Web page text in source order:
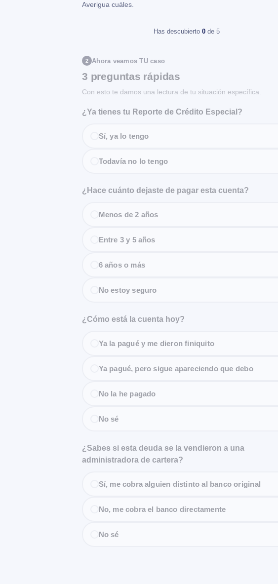
Averigua cuáles.
Has descubierto 0 de 5
2 Ahora veamos TU caso
3 preguntas rápidas
Con esto te damos una lectura de tu situación específica.
¿Ya tienes tu Reporte de Crédito Especial?
Sí, ya lo tengo
Todavía no lo tengo
¿Hace cuánto dejaste de pagar esta cuenta?
Menos de 2 años
Entre 3 y 5 años
6 años o más
No estoy seguro
¿Cómo está la cuenta hoy?
Ya la pagué y me dieron finiquito
Ya pagué, pero sigue apareciendo que debo
No la he pagado
No sé
¿Sabes si esta deuda se la vendieron a una
administradora de cartera?
Sí, me cobra alguien distinto al banco original
No, me cobra el banco directamente
No sé